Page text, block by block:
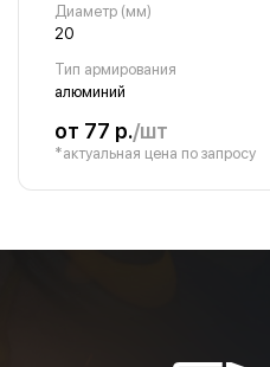
Диаметр (мм)
20
Тип армирования
алюминий
от 77 р./шт
*актуальная цена по запросу